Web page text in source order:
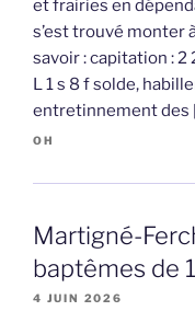
et frairies en
s’est trouvé monter
savoir : capitation : 2
L 1 s 8 f solde,
entretinnement des
OH
Martigné-
baptêmes de
4 JUIN 2026